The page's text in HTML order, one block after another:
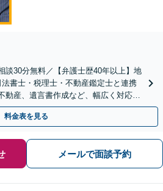
談30分無料／【弁護士歴40年以上】地
書士・税理士・不動産鑑定士と連携
動産、遺言書作成など、幅広く対応し
料金表を見る
メールで面談予約